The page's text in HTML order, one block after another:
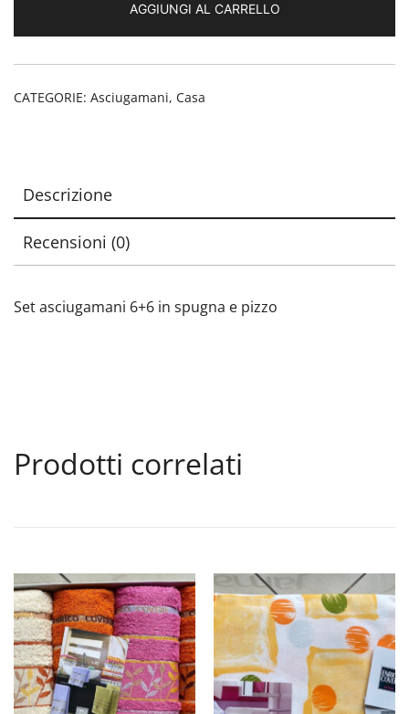
AGGIUNGI AL CARRELLO
CATEGORIE: Asciugamani, Casa
Descrizione
Recensioni (0)
Set asciugamani 6+6 in spugna e pizzo
Prodotti correlati